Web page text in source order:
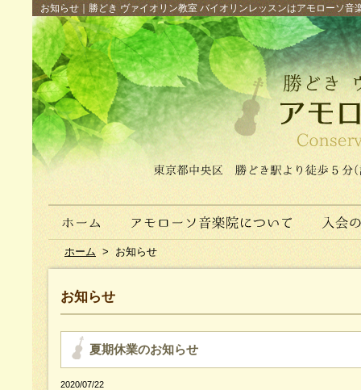
お知らせ｜勝どき ヴァイオリン教室 バイオリンレッスンはアモローソ
ホーム > お知らせ
お知らせ
夏期休業のお知らせ
2020/07/22